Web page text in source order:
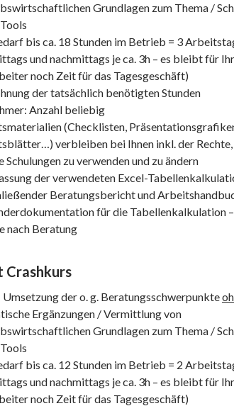
Grundlagen zum Thema /
bis ca. 18 Stunden im Betrieb = 3
und nachmittags je ca. 3h – es bleibt für
noch Zeit für das Tagesgeschäft)
der tatsächlich benötigten Stunden
Anzahl beliebig
(Checklisten,
verbleiben bei Ihnen inkl. der
Schulungen zu verwenden und zu ändern
der verwendeten Excel-
Beratungsbericht und
für die Tabellenkalkulation
nach Beratung
Crashkurs
Umsetzung der o. g. Beratungsschwerpunkte
Ergänzungen / Vermittlung von
Grundlagen zum Thema /
bis ca. 12 Stunden im Betrieb = 2
und nachmittags je ca. 3h – es bleibt für
noch Zeit für das Tagesgeschäft)